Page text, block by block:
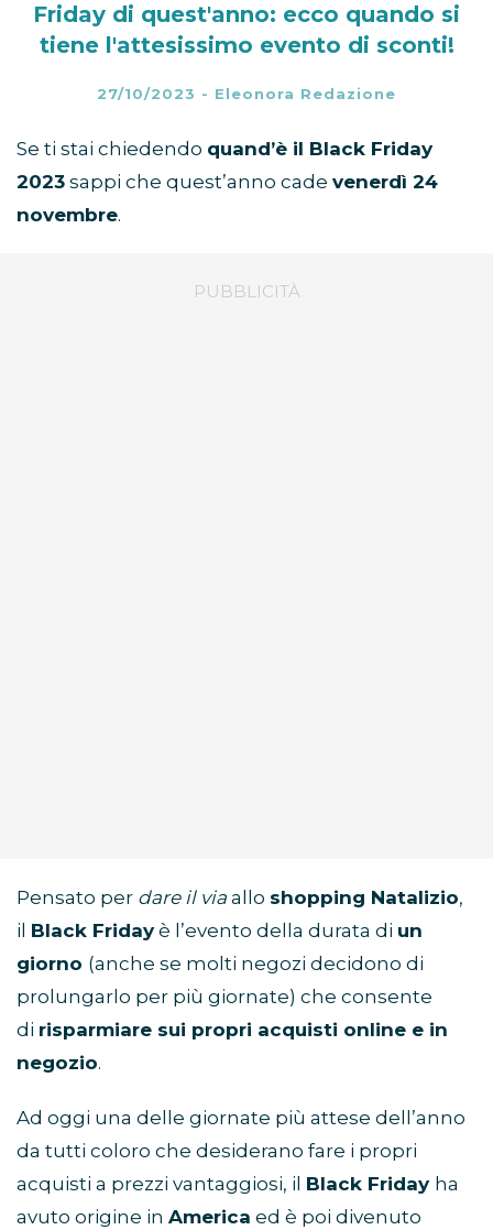
Friday di quest'anno: ecco quando si
tiene l'attesissimo evento di sconti!
27/10/2023 - Eleonora Redazione
Se ti stai chiedendo quand’è il Black Friday
2023 sappi che quest’anno cade venerdì 24
novembre.
Pensato per dare il via allo shopping Natalizio,
il Black Fridayè l’evento della durata di un
giorno (anche se molti negozi decidono di
prolungarlo per più giornate) che consente
di risparmiare sui propri acquisti online e in
negozio.
Ad oggi una delle giornate più attese dell’anno
da tutti coloro che desiderano fare i propri
acquisti a prezzi vantaggiosi, il Black Friday ha
avuto origine in America ed è poi divenuto